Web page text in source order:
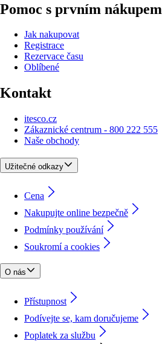
Pomoc s prvním nákupem
Jak nakupovat
Registrace
Rezervace času
Oblíbené
Kontakt
itesco.cz
Zákaznické centrum - 800 222 555
Naše obchody
Užitečné odkazy
Cena
Nakupujte online bezpečně
Podmínky používání
Soukromí a cookies
O nás
Přístupnost
Podívejte se, kam doručujeme
Poplatek za službu